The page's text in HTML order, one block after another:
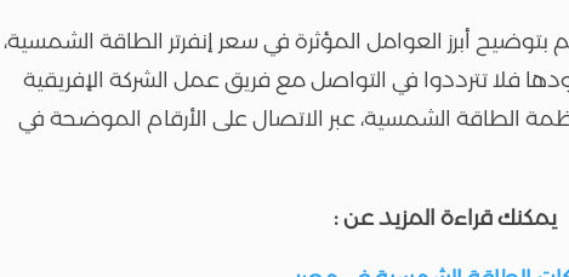
أبرز العوامل المؤثرة في سعر إنفرتر الطاقة الشمسية،
فلا تترددوا في التواصل مع فريق عمل الشركة الإفريقية
الطاقة الشمسية، عبر الاتصال على الأرقام الموضحة في
يمكنك قراءة المزيد عن :